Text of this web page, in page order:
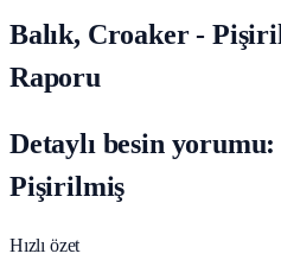
Balık, Croaker -
Raporu
Detaylı besin
Pişirilmiş
Hızlı özet